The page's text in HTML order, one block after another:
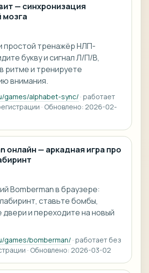
— синхронизация
мозга
простой тренажёр НЛП-
букву и сигнал Л/П/В,
ритме и тренируете
внимания.
games/alphabet-sync/· работает
· Обновлено: 2026-02-
онлайн — аркадная игра про
Bomberman в браузере:
ставьте бомбы,
двери и переходите на новый
games/bomberman/· работает без
· Обновлено: 2026-03-02